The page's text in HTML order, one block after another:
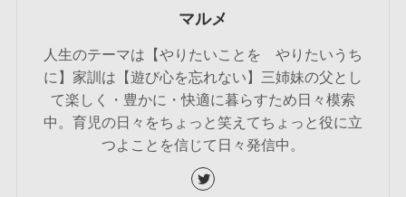
マルメ
人生のテーマは【やりたいことを やりたいうち
に】家訓は【遊び心を忘れない】三姉妹の父とし
て楽しく・豊かに・快適に暮らすため日々模索
中。育児の日々をちょっと笑えてちょっと役に立
つよことを信じて日々発信中。